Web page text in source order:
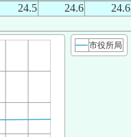
24.5 24.6
24.6
市役所局